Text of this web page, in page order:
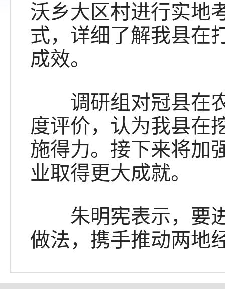
沃乡大区村进行实地
式，详细了解我县在
成效。
调研组对冠县在农
度评价，认为我县在
施得力。接下来将加
业取得更大成就。
朱明宪表示，要进
做法，携手推动两地